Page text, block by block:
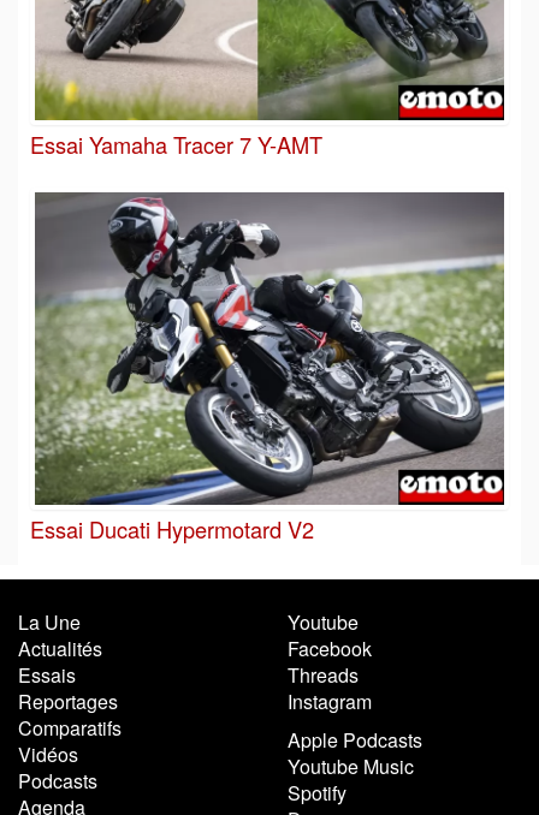
Essai Yamaha Tracer 7 Y-AMT
Essai Ducati Hypermotard V2
La Une
Actualités
Essais
Reportages
Comparatifs
Vidéos
Podcasts
Agenda
Youtube
Facebook
Threads
Instagram
Apple Podcasts
Youtube Music
Spotify